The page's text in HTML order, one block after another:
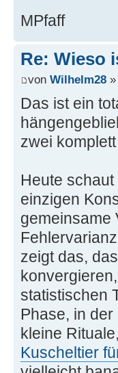
MPfaff
Re: Wieso
von Wilhelm28
Das ist ein
zwei
Heute
einzigen
gemeinsame
zeigt das,
statistischen
Phase, in
kleine
Kuscheltier